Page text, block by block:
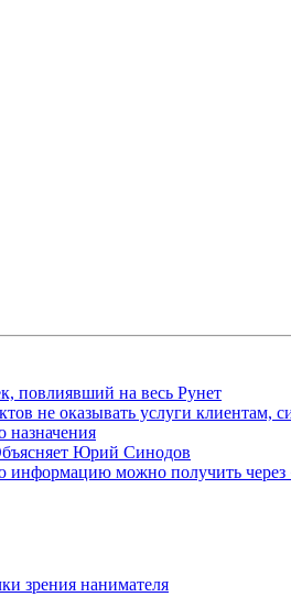
повлиявший на весь Рунет
не оказывать услуги клиентам,
назначения
Юрий Синодов
информацию можно получить через
зрения нанимателя